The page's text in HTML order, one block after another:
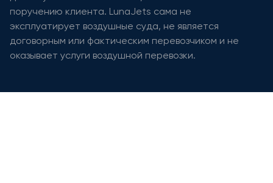
поручению клиента. LunaJets сама не
эксплуатирует воздушные суда, не является
договорным или фактическим перевозчиком и не
оказывает услуги воздушной перевозки.